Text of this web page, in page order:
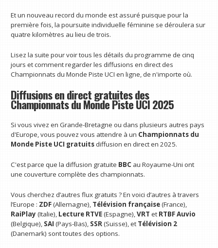
Et un nouveau record du monde est assuré puisque pour la
première fois, la poursuite individuelle féminine se déroulera sur
quatre kilomètres au lieu de trois.
Lisez la suite pour voir tous les détails du programme de cinq
jours et comment regarder les diffusions en direct des
Championnats du Monde Piste UCI en ligne, de n'importe où.
Diffusions en direct gratuites des
Championnats du Monde Piste UCI 2025
Si vous vivez en Grande-Bretagne ou dans plusieurs autres pays
d'Europe, vous pouvez vous attendre à un Championnats du
Monde Piste UCI gratuitsdiffusion en direct en 2025.
C'est parce que la diffusion gratuite BBC au Royaume-Uni ont
une couverture complète des championnats.
Vous cherchez d’autres flux gratuits ? En voici d’autres à travers
l’Europe : ZDF(Allemagne), Télévision française(France),
RaiPlay (Italie), Lecture RTVE(Espagne),VRT et RTBF Auvio
(Belgique), SAI (Pays-Bas), SSR(Suisse), et Télévision 2
(Danemark) sont toutes des options.